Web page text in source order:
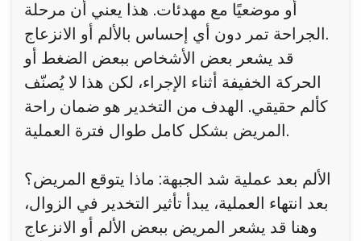
أو موضعيًا مع مهدئات. هذا يعني أن مرحلة
الجراحة تمر دون أي إحساس بالألم أو الانزعاج.
قد يشعر بعض الأشخاص ببعض الضغط أو
الحركة الخفيفة أثناء الإجراء، لكن هذا لا يُصنّف
كألم حقيقي. الهدف من التخدير هو ضمان راحة
المريض بشكل كامل طوال فترة العملية.
الألم بعد عملية شد الجبهة: ماذا يتوقع المريض؟
بعد انتهاء العملية، يبدأ تأثير التخدير في الزوال،
وهنا قد يشعر المريض ببعض الألم أو الانزعاج